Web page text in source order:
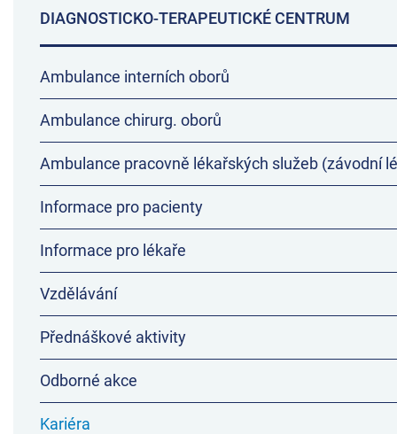
DIAGNOSTICKO-TERAPEUTICKÉ CENTRUM
Ambulance interních oborů
Ambulance chirurg. oborů
Ambulance pracovně lékařských služeb (závodní
Informace pro pacienty
Informace pro lékaře
Vzdělávání
Přednáškové aktivity
Odborné akce
Kariéra